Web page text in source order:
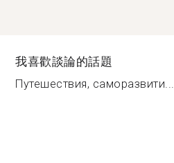
我喜歡談論的話題
Путешествия, саморазвити...